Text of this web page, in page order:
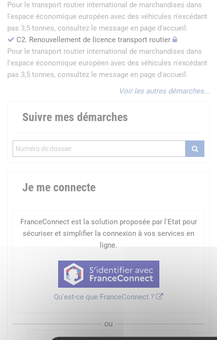
Pour le transport routier international de marchandises dans
l'espace économique européen avec des véhicules n'excédant
pas 3,5 tonnes, consultez le message en page d'accueil.
C2. Renouvellement de licence transport routier
Pour le transport routier international de marchandises dans
l'espace économique européen avec des véhicules n'excédant
pas 3,5 tonnes, consultez le message en page d'accueil.
Voir les autres démarches...
Suivre mes démarches
Je me connecte
FranceConnect est la solution proposée par l'Etat pour
sécuriser et simplifier la connexion à vos services en
ligne.
Qu'est-ce que FranceConnect ?
ou